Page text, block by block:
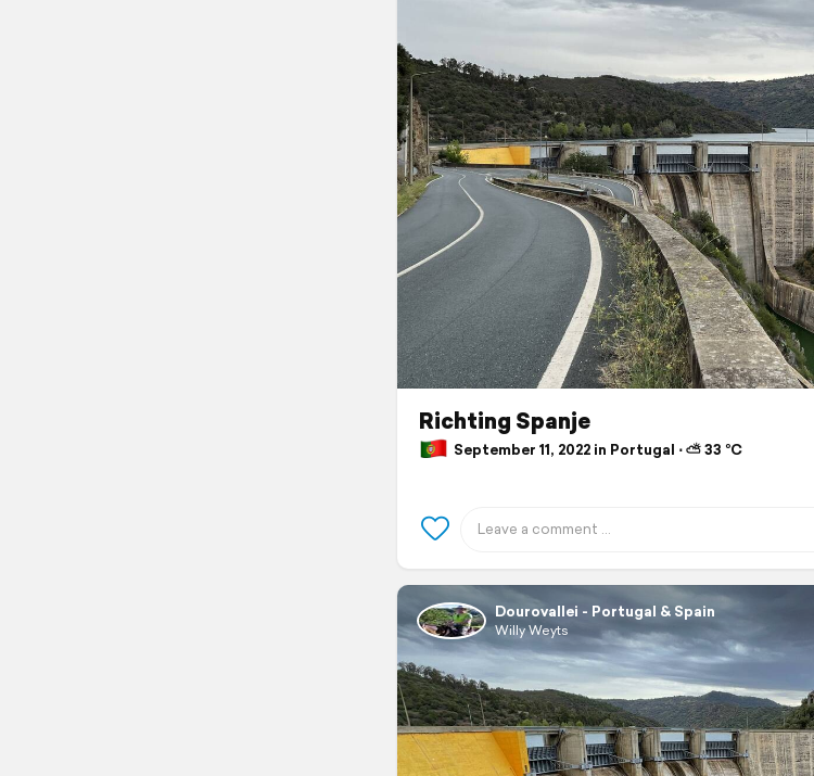
Richting Spanje
September 11, 2022 in Portugal ⋅ ⛅ 33 °C
Dourovallei - Portugal & Spain
Willy Weyts